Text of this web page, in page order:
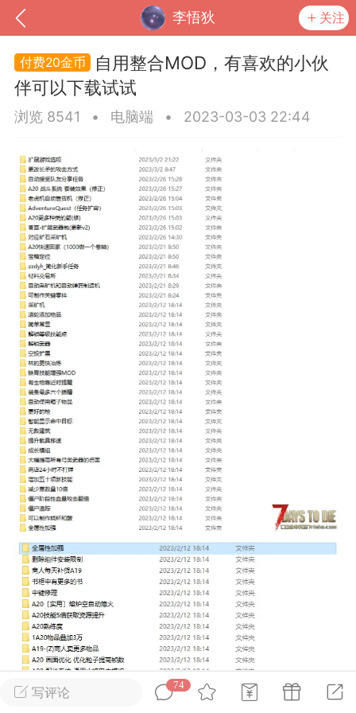
李悟狄 关注
我的钱包 道具 排行榜
MOD下载 攻略教程 联机招募
大人
Lv.8
02-10 15:45
其他&工具
卖挂
禁止发布联机可用的作弊模组，
单机辅助引流私下售卖服务器外挂！
作弊模组的发布规范近期收到一些信息
作弊模组在联机服务器使用,为了维护游
环境，中文网特此发布以下声明，规范
模组的发布行为：1. *...
72 2.22w
大人
Lv.8
写评论
74
20金币
自用整合MOD，有喜欢的小伙
伴可以下载试试
浏览 8541 • 电脑端 • 2023-03-03 22:44